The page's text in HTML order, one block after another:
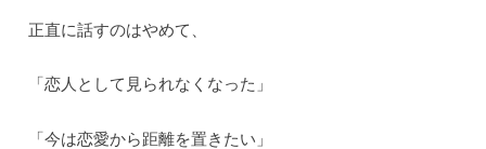
正直に話すのはやめて、
「恋人として見られなくなった」
「今は恋愛から距離を置きたい」